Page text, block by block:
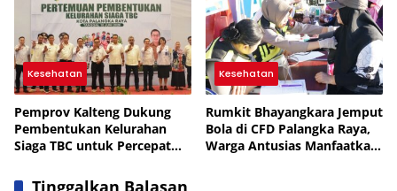
Kesehatan
Pemprov Kalteng Dukung
Pembentukan Kelurahan
Siaga TBC untuk Percepat
Kesehatan
Rumkit Bhayangkara Jemput
Bola di CFD Palangka Raya,
Warga Antusias Manfaatkan
Tinggalkan Balasan